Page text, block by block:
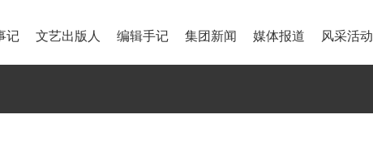
记 文艺出版人 编辑手记 集团新闻 媒体报道 风采活动